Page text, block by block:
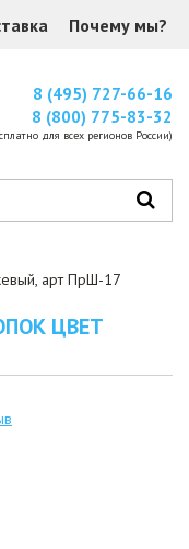
Почему мы?
8 (495) 727-66-16
8 (800) 775-83-32
для всех регионов России)
арт ПрШ-17
ЦВЕТ